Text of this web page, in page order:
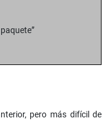
pero más difícil de